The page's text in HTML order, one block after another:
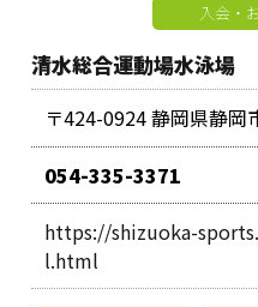
入会・
清水総合運動場水泳場
〒424-0924 静岡県静岡
054-335-3371
https://shizuoka-
l.html